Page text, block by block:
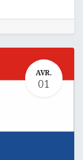
AVR.
01